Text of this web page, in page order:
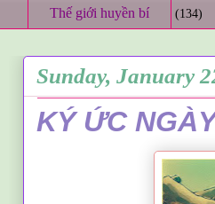
Thế giới huyền bí (134)
Sunday, January
KÝ ỨC